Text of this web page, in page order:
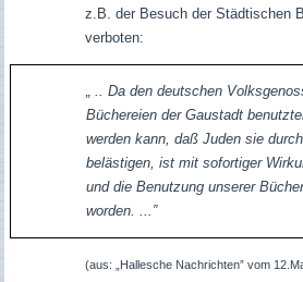
z.B. der Besuch der Städtischen
verboten:
„ .. Da den deutschen
Büchereien der Gaustadt
werden kann, daß Juden sie
belästigen, ist mit sofortiger
und die Benutzung unserer
worden. ...”
(aus: „Hallesche Nachrichten” vom